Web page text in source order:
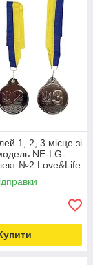
1, 2, 3 місце зі
NE-LG-
№2 Love&Life